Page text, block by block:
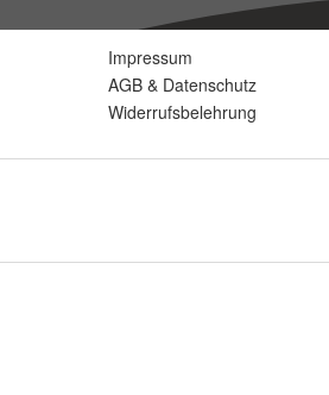
Impressum
AGB & Datenschutz
Widerrufsbelehrung